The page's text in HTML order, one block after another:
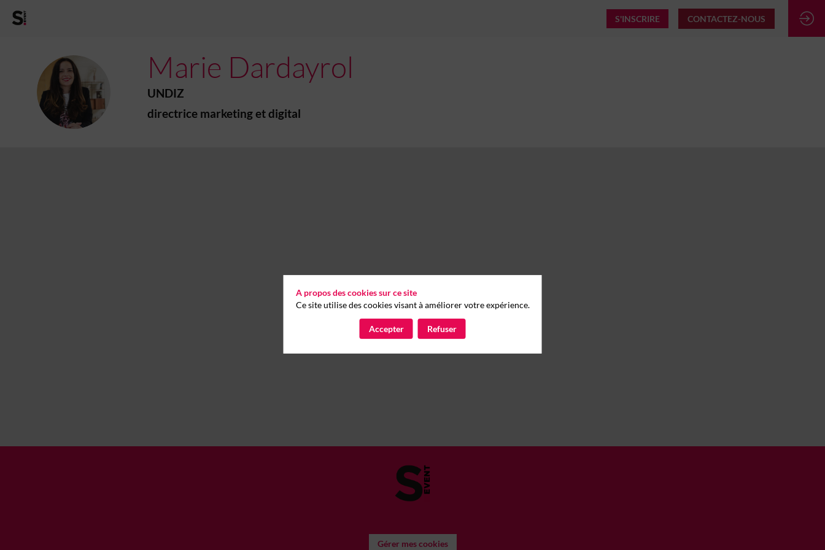
S'INSCRIRE CONTACTEZ-NOUS
MD
Marie Dardayrol
UNDIZ
directrice marketing et digital
Gérer mes cookies
A propos des cookies sur ce site
Ce site utilise des cookies visant à améliorer votre expérience.
Accepter Refuser